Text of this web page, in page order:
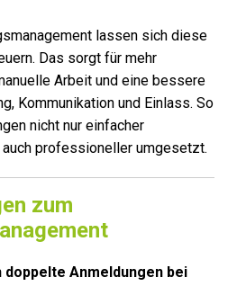
lassen sich diese
Das sorgt für mehr
Arbeit und eine bessere
Kommunikation und Einlass. So
nicht nur einfacher
professioneller umgesetzt.
zum
Anmeldungen bei